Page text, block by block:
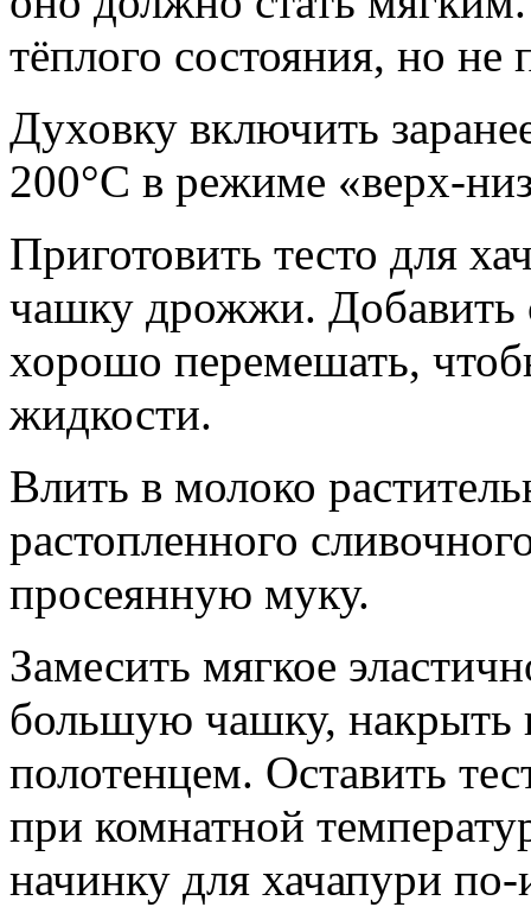
тёплого состояния, но не
Духовку включить
200°С в режиме «верх-
Приготовить тесто для
чашку дрожжи. Добавить
хорошо перемешать,
жидкости.
Влить в молоко
растопленного
просеянную муку.
Замесить мягкое
большую чашку,
полотенцем. Оставить
при комнатной
начинку для хачапури